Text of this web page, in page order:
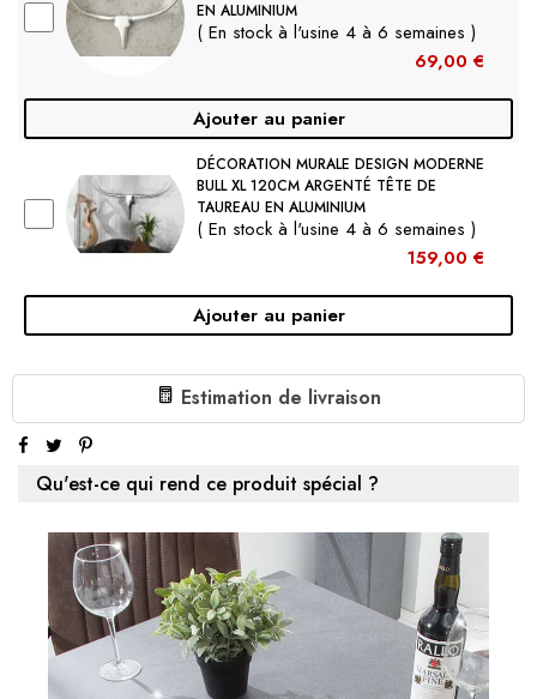
EN ALUMINIUM
( En stock à l'usine 4 à 6 semaines )
69,00 €
Ajouter au panier
DÉCORATION MURALE DESIGN MODERNE
BULL XL 120CM ARGENTÉ TÊTE DE
TAUREAU EN ALUMINIUM
( En stock à l'usine 4 à 6 semaines )
159,00 €
Ajouter au panier
1 X DÉCORATION MURALE DESIGN MODERNE BULL L
100CM ARGENTÉ TÊTE DE TAUREAU EN ALUMINIUM:
€89.00
Estimation de livraison
Qu'est-ce qui rend ce produit spécial ?